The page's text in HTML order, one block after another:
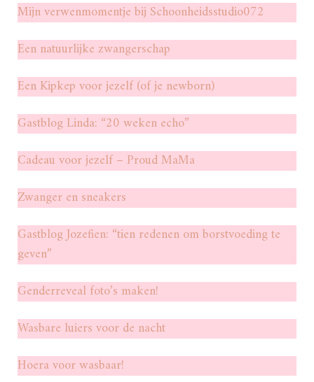
Mijn verwenmomentje bij Schoonheidsstudio072
Een natuurlijke zwangerschap
Een Kipkep voor jezelf (of je newborn)
Gastblog Linda: “20 weken echo”
Cadeau voor jezelf – Proud MaMa
Zwanger en sneakers
Gastblog Jozefien: “tien redenen om borstvoeding te
geven”
Genderreveal foto’s maken!
Wasbare luiers voor de nacht
Hoera voor wasbaar!